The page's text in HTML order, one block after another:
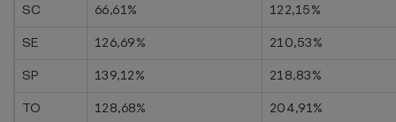
SC
66,61%
122,15%
SE
126,69%
210,53%
SP
139,12%
218,83%
TO
128,68% 204,91%